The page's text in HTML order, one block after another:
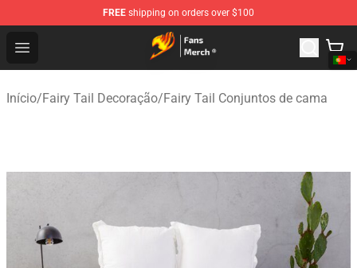
FREE shipping on orders over $100
Open menu
Fairy Tail Store - Official Fairy Tail Merchandise Shop
Início/Fairy Tail Decoração/Fairy Tail Conjuntos de cama